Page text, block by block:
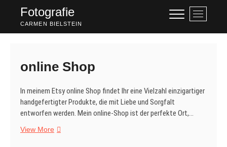
content
Fotografie
CARMEN BIELSTEIN
M
e
n
t
n
online Shop
In meinem Etsy online Shop findet Ihr eine Vielzahl einzigartiger
handgefertigter Produkte, die mit Liebe und Sorgfalt
entworfen werden. Mein online-Shop ist der perfekte Ort,…
View Moreonline